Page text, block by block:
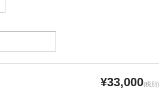
¥33,000(税別)